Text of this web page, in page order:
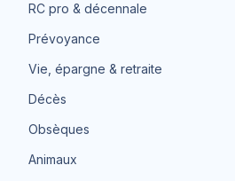
RC pro & décennale
Prévoyance
Vie, épargne & retraite
Décès
Obsèques
Animaux